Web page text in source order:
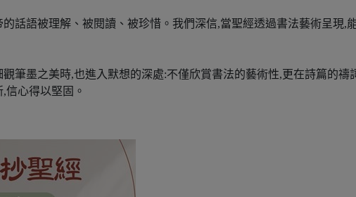
話語被理解、被閱讀、被珍惜。我們深信,當聖經透過書法藝術呈現,
筆墨之美時,也進入默想的深處:不僅欣賞書法的藝術性,更在詩篇的
信心得以堅固。